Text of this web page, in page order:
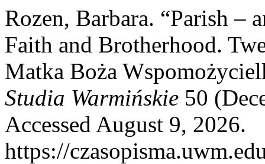
Rozen, Barbara. “Parish –
Faith and Brotherhood.
Matka Boża
Studia Warmińskie 50
Accessed August 9, 2026.
https://